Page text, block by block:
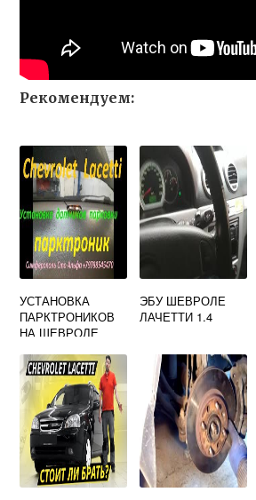
Рекомендуем:
УСТАНОВКА
ПАРКТРОНИКОВ
НА ШЕВРОЛЕ
ХЭТЧБЕК
ЭБУ ШЕВРОЛЕ
ЛАЧЕТТИ 1.4